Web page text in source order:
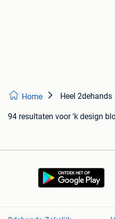
Home Heel 2dehands
94 resultaten voor 'k design